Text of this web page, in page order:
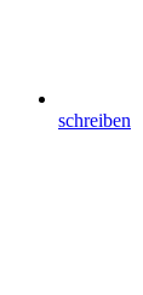
schreiben